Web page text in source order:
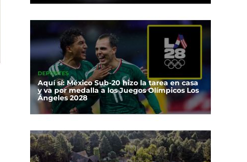
DEPORTES
Aquí sí: México Sub-20 hizo la tarea en casa
y va por medalla a los Juegos Olímpicos Los
Ángeles 2028